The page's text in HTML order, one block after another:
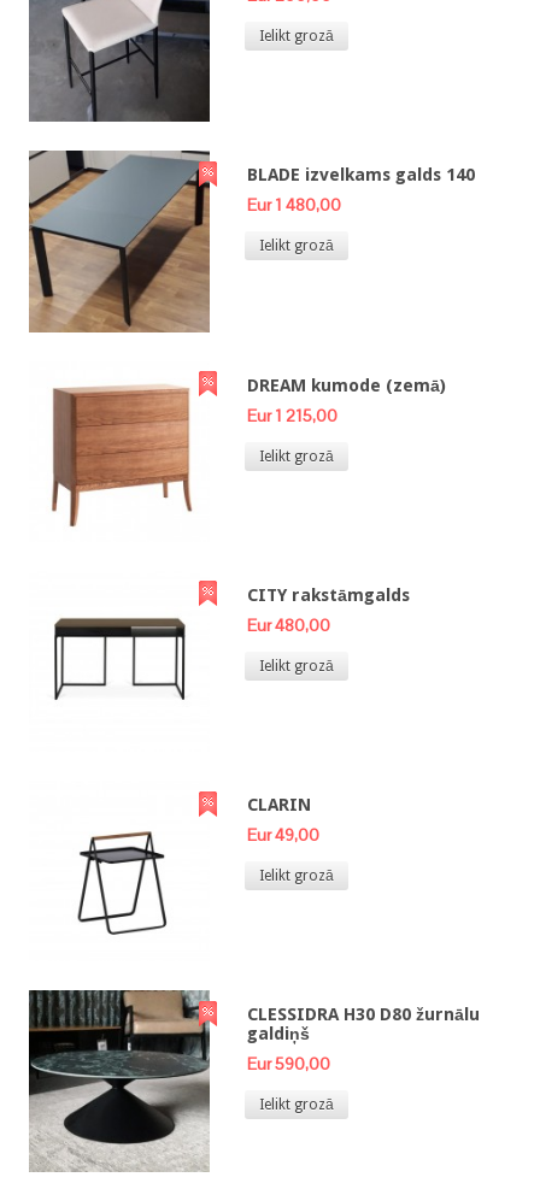
Ielikt grozā
BLADE izvelkams galds 140
Eur 1 480,00
Ielikt grozā
DREAM kumode (zemā)
Eur 1 215,00
Ielikt grozā
CITY rakstāmgalds
Eur 480,00
Ielikt grozā
CLARIN
Eur 49,00
Ielikt grozā
CLESSIDRA H30 D80 žurnālu
galdiņš
Eur 590,00
Ielikt grozā